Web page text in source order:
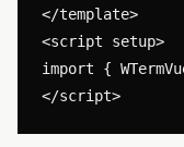
</template>
<script setup>
import {